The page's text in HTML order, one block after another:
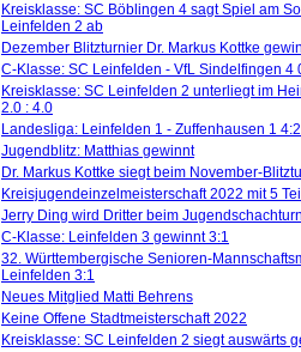
Kreisklasse: SC Böblingen 4 sagt Spiel am
Leinfelden 2 ab
Dezember Blitzturnier Dr. Markus Kottke
C-Klasse: SC Leinfelden - VfL Sindelfingen 4
Kreisklasse: SC Leinfelden 2 unterliegt im
2.0 : 4.0
Landesliga: Leinfelden 1 - Zuffenhausen 1 4:2
Jugendblitz: Matthias gewinnt
Dr. Markus Kottke siegt beim November-
Kreisjugendeinzelmeisterschaft 2022 mit 5
Jerry Ding wird Dritter beim
C-Klasse: Leinfelden 3 gewinnt 3:1
32. Württembergische Senioren-
Leinfelden 3:1
Neues Mitglied Matti Behrens
Keine Offene Stadtmeisterschaft 2022
Kreisklasse: SC Leinfelden 2 siegt auswärts